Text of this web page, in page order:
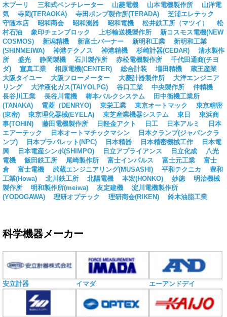
木プーリ
三和式ベンチレーター 山菱電機 山本電機製作所
山洋電
気
寺岡(TERAOKA) 寺田ポンプ製作所(TERADA)
芝浦エレテック
守随本店
昭和商会 昭和測器 昭和電機 松井鉄工所（マツイ）
松
村石油
象印チェンブロック 上杉輸送機製作所
新コスモス電機(NEW
COSMOS)
新潟精機 新富士バーナー 新明和工業
新明和工業
(SHINMEIWA)
神港テクノス 神港精機 杉崎計器(CEDAR)
清水製作
所
盛光 静岡製機 石川製作所 赤松電機製作所
千代田通商(チヨ
ダ)
宣真工業 相原電機(CENTER) 総合計装 増田精機
蔵王産業
大阪タイユー
大阪フローメーター 大菱計器製作所
大洋エンジニア
リング
大洋液化ガス(TAIYOLPG) 谷口工業 中央製作所
仲精機
長谷川工業
長谷川電機 椿本バルクシステム
田中衡機工業所
(TANAKA)
電菱（DENRYO) 東栄工業 東京オートマック
東京精密
(東密)
東京理化器械(EYELA) 東芝産業機器システム 東日
東浜商
事(TOHIN)
藤田電機製作所 日軽金アクト 日工 日本アルミ
日本
エアーテック
日本オートマチックマシン
日本クランプ(ジャパンクラ
ンプ)
日本プラパレット(NPC) 日本精器 日本精密機械工作
日本電
興
日本電産シンポ(SHIMPO) 日立アプライアンス 日立化成
八光
電機
飯田鉄工所 尾崎製作所 富士インパルス 富士元工業
富士
倉
富士電機 武蔵エンジニアリング(MUSASHI) 平和テクニカ
豊和
工業(Howa)
北川鉄工所 北陽電機 本宏(HONKO) 妙徳
明治機械
製作所
明和製作所(meiwa) 友定建機
淀川電機製作所
(YODOGAWA)
理研オプテック 理研商会(RIKEN) 鈴木油脂工業
科学機器メーカー
安立計器 イマダ エーアンドデイ